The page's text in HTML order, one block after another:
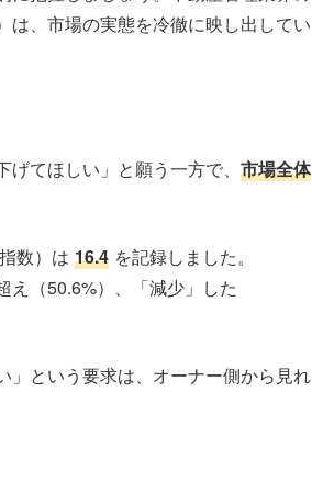
は、市場の実態を冷徹に映し出してい
てほしい」と願う一方で、 市場全体
数）は 16.4 を記録しました。
え（50.6%）、「減少」した
」という要求は、オーナー側から見れ